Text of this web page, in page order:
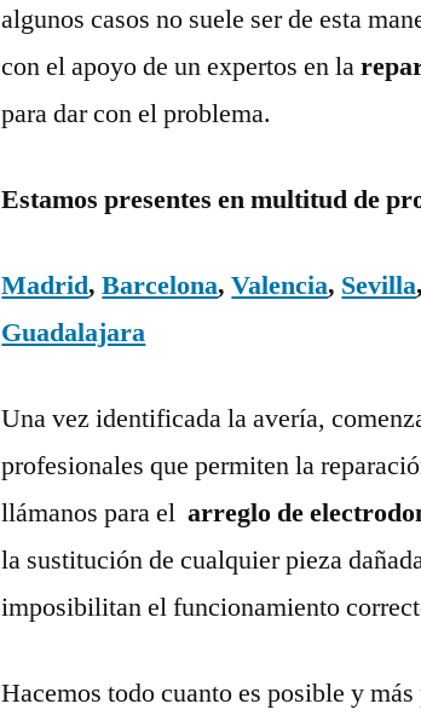
algunos casos no suele ser de esta
con el apoyo de un expertos en la
para dar con el problema.
Estamos presentes en multitud de
Madrid,Barcelona,Valencia, Sevilla
Guadalajara
Una vez identificada la avería,
profesionales que permiten la
llámanos para el arreglo de
la sustitución de cualquier pieza
imposibilitan el funcionamiento
Hacemos todo cuanto es posible y